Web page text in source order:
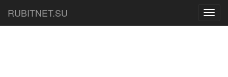
RUBITNET.SU